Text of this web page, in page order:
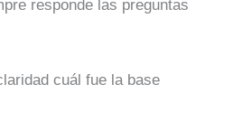
responde las preguntas
cuál fue la base